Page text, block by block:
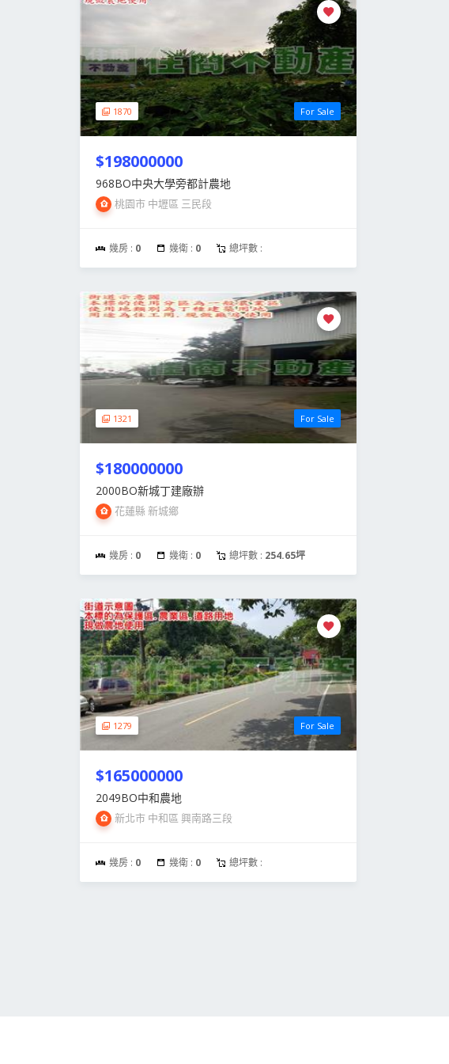
1870 For Sale
$198000000
968BO中央大學旁都計農地
桃園市 中壢區 三民段
幾房 : 0 幾衛 : 0 總坪數 :
1321 For Sale
$180000000
2000BO新城丁建廠辦
花蓮縣 新城鄉
幾房 : 0 幾衛 : 0 總坪數 : 254.65坪
1279 For Sale
$165000000
2049BO中和農地
新北市 中和區 興南路三段
幾房 : 0 幾衛 : 0 總坪數 :